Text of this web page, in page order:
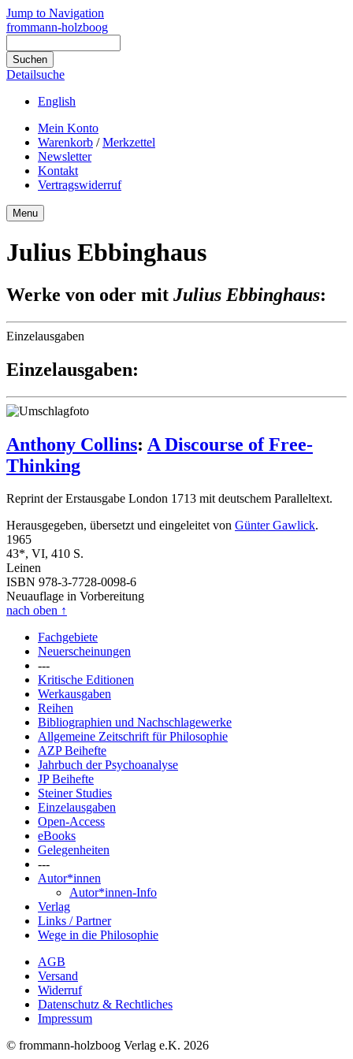
Jump to Navigation
frommann-holzboog
Detailsuche
English
Mein Konto
Warenkorb /Merkzettel
Newsletter
Kontakt
Vertragswiderruf
Menu
Julius Ebbinghaus
Werke von oder mit Julius Ebbinghaus:
Einzelausgaben
Einzelausgaben:
Anthony Collins: A Discourse of Free-
Thinking
Reprint der Erstausgabe London 1713 mit deutschem Paralleltext.
Herausgegeben, übersetzt und eingeleitet von Günter Gawlick.
1965
43*, VI, 410 S.
Leinen
ISBN 978-3-7728-0098-6
Neuauflage in Vorbereitung
nach oben ↑
Fachgebiete
Neuerscheinungen
---
Kritische Editionen
Werkausgaben
Reihen
Bibliographien und Nachschlagewerke
Allgemeine Zeitschrift für Philosophie
AZP Beihefte
Jahrbuch der Psychoanalyse
JP Beihefte
Steiner Studies
Einzelausgaben
Open-Access
eBooks
Gelegenheiten
---
Autor*innen
Autor*innen-Info
Verlag
Links / Partner
Wege in die Philosophie
AGB
Versand
Widerruf
Datenschutz & Rechtliches
Impressum
© frommann-holzboog Verlag e.K. 2026